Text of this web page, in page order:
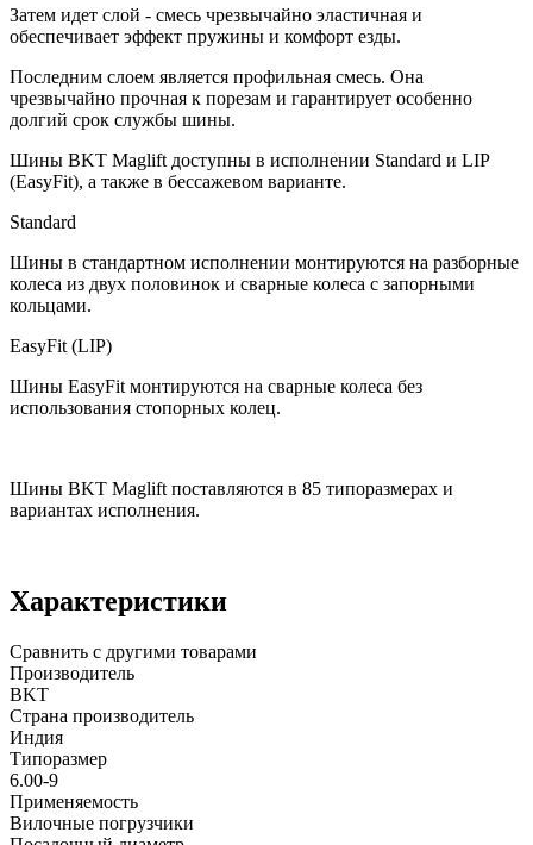
Затем идет слой - смесь чрезвычайно эластичная и
обеспечивает эффект пружины и комфорт езды.
Последним слоем является профильная смесь. Она
чрезвычайно прочная к порезам и гарантирует особенно
долгий срок службы шины.
Шины BKT Maglift доступны в исполнении Standard и LIP
(EasyFit), а также в бессажевом варианте.
Standard
Шины в стандартном исполнении монтируются на разборные
колеса из двух половинок и сварные колеса с запорными
кольцами.
EasyFit (LIP)
Шины EasyFit монтируются на сварные колеса без
использования стопорных колец.
Шины BKT Maglift поставляются в 85 типоразмерах и
вариантах исполнения.
Характеристики
Сравнить с другими товарами
Производитель
BKT
Страна производитель
Индия
Типоразмер
6.00-9
Применяемость
Вилочные погрузчики